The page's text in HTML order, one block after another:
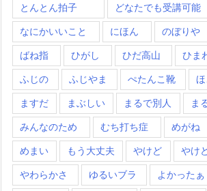
とんとん拍子 どなたでも受講可能
なにかいいこと にほん のぼりや
ばね指 ひがし ひだ高山 ひま
ふじの ふじやま ぺたんこ靴
ますだ まぶしい まるで別人 ま
みんなのため むち打ち症 めがね
めまい もう大丈夫 やけど やけ
やわらかさ ゆるいブラ よかったぁ